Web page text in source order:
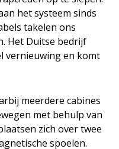
het systeem sinds
takelen ons
Het Duitse bedrijf
vernieuwing en komt
meerdere cabines
met behulp van
zich over twee
spoelen.